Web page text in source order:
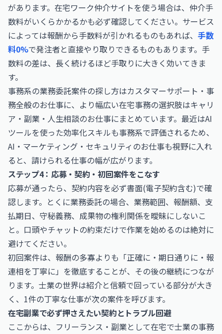
があります。在宅ワーク仲介サイトを使う場合は、仲介手
数料がいくらかかるかも必ず確認してください。サービス
によっては報酬から手数料が引かれるものもあれば、 手数
料0%で発注者と直接やり取りできるものもあります。手
数料の差は、長く続けるほど手取りに大きく効いてきま
す。
事務系の業務委託案件の探し方はカスタマーサポート・事
務全般のお仕事に、より幅広い在宅事務の選択肢はキャリ
ア・副業・人生相談のお仕事にまとめています。最近はAI
ツールを使った効率化スキルも事務系で評価されるため、
AI・マーケティング・セキュリティのお仕事も視野に入れ
ると、請けられる仕事の幅が広がります。
ステップ4：応募・契約・初回案件をこなす
応募が通ったら、契約内容を必ず書面(電子契約含む)で確
認します。とくに業務委託の場合、業務範囲、報酬額、支
払期日、守秘義務、成果物の権利関係を曖昧にしないこ
と。口頭やチャットの約束だけで作業を始めるのは絶対に
避けてください。
初回案件は、報酬の多寡よりも「正確に・期日通りに・報
連相を丁寧に」を徹底することが、その後の継続につなが
ります。士業の世界は紹介と信頼で回っている部分が大き
く、1件の丁寧な仕事が次の案件を呼びます。
在宅副業で必ず押さえたい契約とトラブル回避
ここからは、フリーランス・副業として在宅で士業の事務